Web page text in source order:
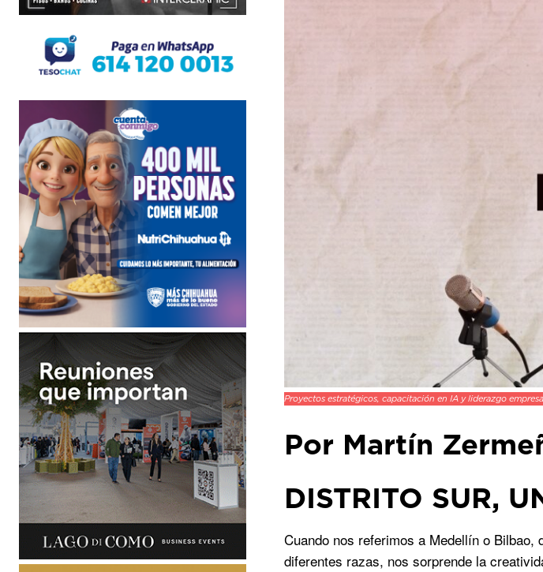
Proyectos estratégicos, capacitación en IA y liderazgo
Por Martín
DISTRITO SUR,
Cuando nos referimos a Medellín o
diferentes razas, nos sorprende la